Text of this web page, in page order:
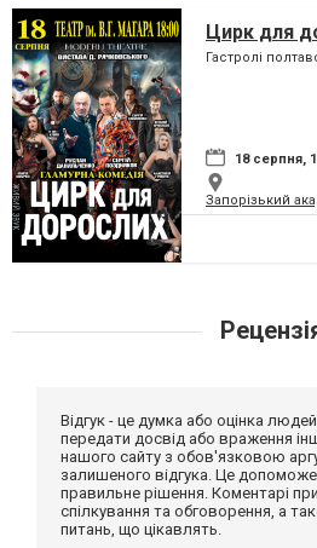
Цирк для
Гастролі
18 серпня,
Запорізький
Відгук - це думка або оцінка
передати досвід або враження
нашого сайту з обов'язковою
залишеного відгука. Це
правильне рішення. Коментарі
спілкування та обговорення, а
питань, що цікавлять.